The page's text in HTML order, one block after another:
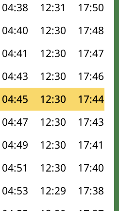
04:38 12:31 17:50
04:40 12:30 17:48
04:41 12:30 17:47
04:43 12:30 17:46
04:45 12:30 17:44
04:47 12:30 17:43
04:49 12:30 17:41
04:51 12:30 17:40
04:53 12:29 17:38